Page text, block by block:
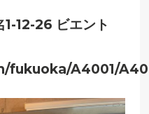
12-26 ビエント
A4001/